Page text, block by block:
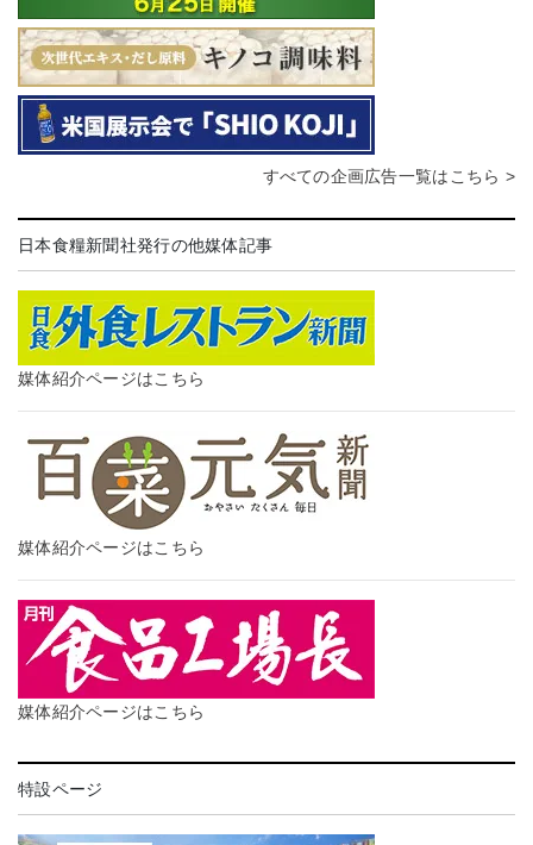
すべての企画広告一覧はこちら >
日本食糧新聞社発行の他媒体記事
媒体紹介ページはこちら
媒体紹介ページはこちら
媒体紹介ページはこちら
特設ページ